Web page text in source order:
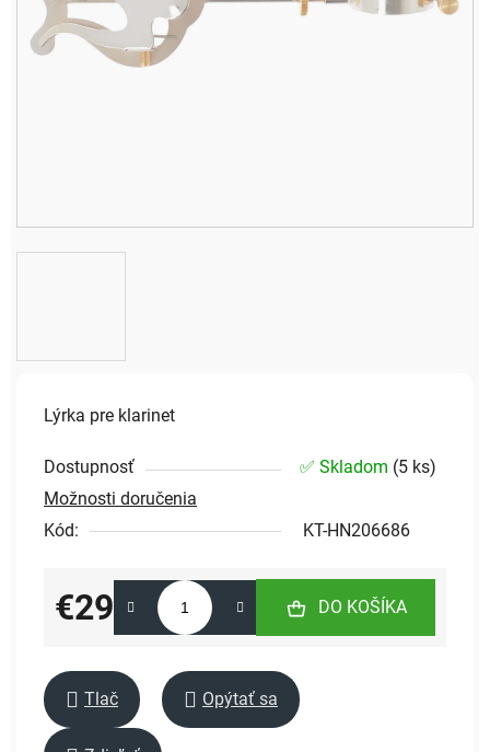
Lýrka pre klarinet
Dostupnosť ✅ Skladom (5 ks)
Možnosti doručenia
Kód:
KT-HN206686
€29
Jednotková cena:
DO KOŠÍKA
Tlač Opýtať sa